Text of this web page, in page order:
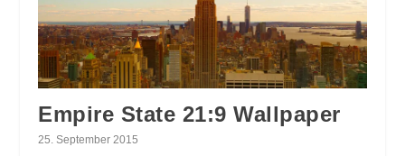
Empire State 21:9 Wallpaper
25. September 2015